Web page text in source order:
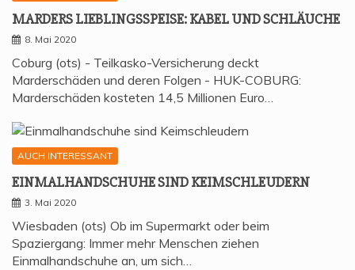
MAR­DERS LIEB­LINGS­SPEI­SE: KABEL UND SCHLÄUCHE
8. Mai 2020
Coburg (ots) - Teilkasko-Versicherung deckt
Marderschäden und deren Folgen - HUK-COBURG:
Marderschäden kosteten 14,5 Millionen Euro…
AUCH INTERESSANT
EIN­MAL­HAND­SCHU­HE SIND KEIMSCHLEUDERN
3. Mai 2020
Wiesbaden (ots) Ob im Supermarkt oder beim
Spaziergang: Immer mehr Menschen ziehen
Einmalhandschuhe an, um sich…